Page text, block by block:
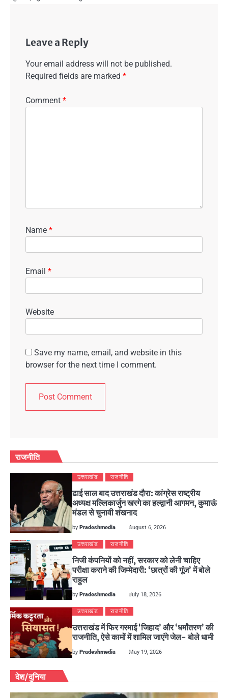
Leave a Reply
Your email address will not be published.
Required fields are marked *
Comment *
Name *
Email *
Website
Save my name, email, and website in this
browser for the next time I comment.
राजनीति
उत्तराखंड राजनीति
ढाई साल बाद उत्तराखंड दौरा: कांग्रेस राष्ट्रीय
अध्यक्ष मल्लिकार्जुन खरगे का हल्द्वानी आगमन, कुमाऊं
मंडल से चुनावी शंखनाद
byPradeshmedia August 6, 2026
उत्तराखंड राजनीति
निजी कंपनियों को नहीं, सरकार को लेनी चाहिए
परीक्षा कराने की जिम्मेदारी: ‘छात्रों की गूंज’ में बोले
राहुल
byPradeshmedia July 18, 2026
उत्तराखंड राजनीति
उत्तराखंड में फिर गरमाई ‘जिहाद’ और ‘धर्मांतरण’ की
राजनीति, ऐसे कामों में शामिल जाएंगे जेल- बोले धामी
byPradeshmedia May 19, 2026
देश/दुनिया